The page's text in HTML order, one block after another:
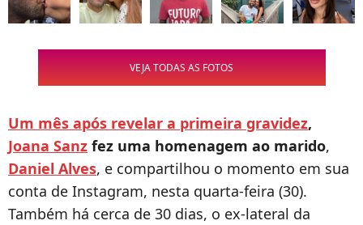
VEJA TODAS AS FOTOS
Um mês após revelar a primeira gravidez,
Joana Sanz fez uma homenagem ao marido,
Daniel Alves, e compartilhou o momento em sua
conta de Instagram, nesta quarta-feira (30).
Também há cerca de 30 dias, o ex-lateral da